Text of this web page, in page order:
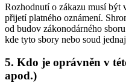
Rozhodnutí o zákazu musí být
přijetí platného oznámení.
od budov zákonodárného
kde tyto sbory nebo soud
5. Kdo je oprávněn v
apod.)